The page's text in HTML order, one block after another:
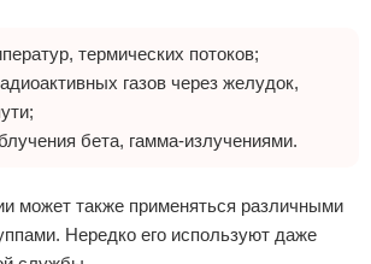
термических потоков;
газов через желудок,
бета, гамма-излучениями.
может также применяться различными
Нередко его используют даже